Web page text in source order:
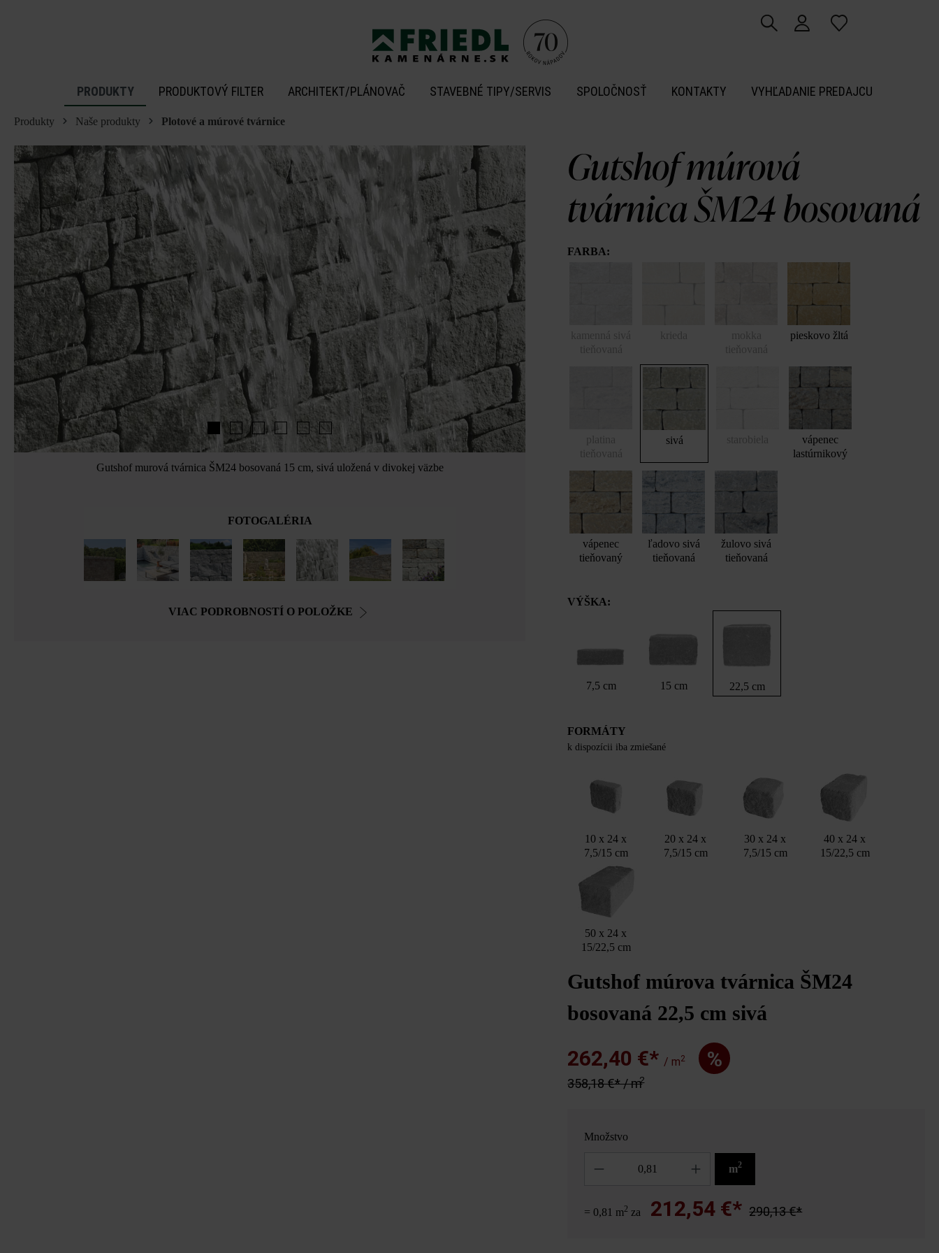
PRODUKTY PRODUKTOVÝ FILTER ARCHITEKT/PLÁNOVAČ STAVEBNÉ TIPY/SERVIS SPOLOČNOSŤ KONTAKTY VYHĽADANIE PREDAJCU
Produkty Naše produkty Plotové a múrové tvárnice
Gutshof murová tvárnica ŠM24 bosovaná 15 cm, sivá uložená v divokej väzbe
FOTOGALÉRIA
VIAC PODROBNOSTÍ O POLOŽKE
Gutshof múrová
tvárnica ŠM24 bosovaná
FARBA:
pieskovo žltá
sivá
vápenec
lastúrnikový
vápenec
tieňovaný
ľadovo sivá
tieňovaná
žulovo sivá
tieňovaná
VÝŠKA:
7,5 cm 15 cm 22,5 cm
FORMÁTY
k dispozícii iba zmiešané
10 x 24 x
7,5/15 cm
20 x 24 x
7,5/15 cm
30 x 24 x
7,5/15 cm
40 x 24 x
15/22,5 cm
50 x 24 x
15/22,5 cm
Gutshof múrova tvárnica ŠM24
bosovaná 22,5 cm sivá
262,40 €* / m2 %
358,18 €* / m2
Množstvo
m2
= 0,81 m2 za 212,54 €* 290,13 €*